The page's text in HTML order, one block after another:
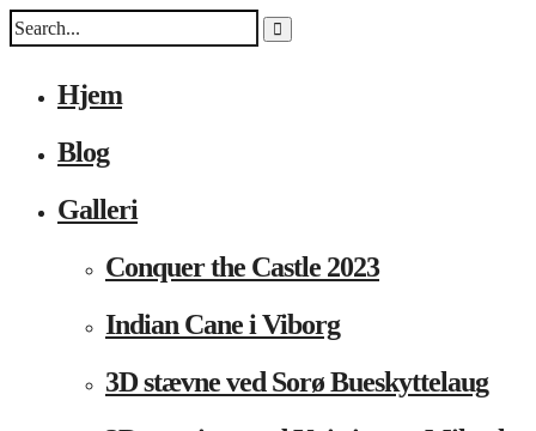
Hjem
Blog
Galleri
Conquer the Castle 2023
Indian Cane i Viborg
3D stævne ved Sorø Bueskyttelaug